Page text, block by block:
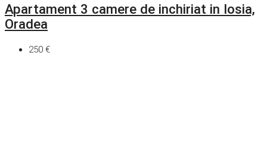
Apartament 3 camere de inchiriat in Iosia,
Oradea
250 €